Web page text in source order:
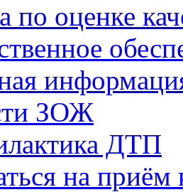
по оценке
ЗОЖ
ДТП
на приём